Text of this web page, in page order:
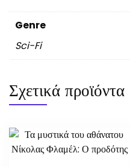
Genre
Sci-Fi
Σχετικά προϊόντα